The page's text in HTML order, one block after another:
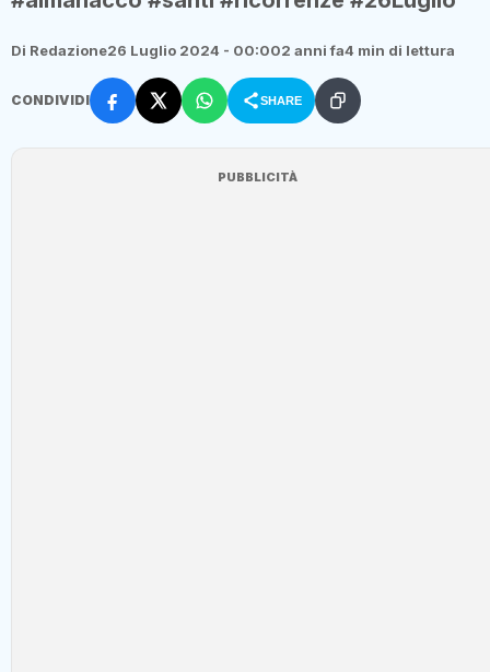
Di Redazione26 Luglio 2024 - 00:002 anni fa4 min di lettura
CONDIVIDI SHARE
PUBBLICITÀ